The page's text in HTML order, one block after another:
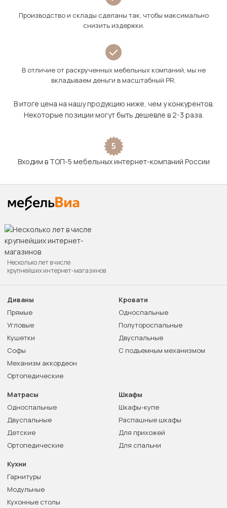
Производство и склады сделаны так, чтобы максимально
снизить издержки.
В отличие от раскрученных мебельных компаний, мы не
вкладываем деньги в масштабный PR.
В итоге цена на нашу продукцию ниже, чем у конкурентов.
Некоторые позиции могут быть дешевле в 2-3 раза.
5
Входим в ТОП-5 мебельных интернет-компаний России
Несколько лет в числе
крупнейших интернет-магазинов
Диваны
Прямые
Угловые
Кушетки
Софы
Механизм аккордеон
Ортопедические
Кровати
Односпальные
Полутороспальные
Двуспальные
С подъемным механизмом
Матрасы
Односпальные
Двуспальные
Детские
Ортопедические
Шкафы
Шкафы-купе
Распашные шкафы
Для прихожей
Для спальни
Кухни
Гарнитуры
Модульные
Кухонные столы